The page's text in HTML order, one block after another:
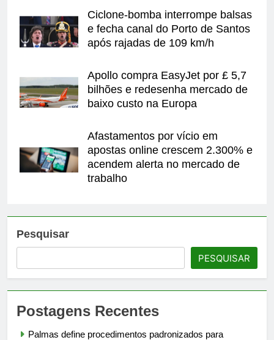
Ciclone-bomba interrompe balsas
e fecha canal do Porto de Santos
após rajadas de 109 km/h
Apollo compra EasyJet por £ 5,7
bilhões e redesenha mercado de
baixo custo na Europa
Afastamentos por vício em
apostas online crescem 2.300% e
acendem alerta no mercado de
trabalho
Pesquisar
PESQUISAR
Postagens Recentes
Palmas define procedimentos padronizados para